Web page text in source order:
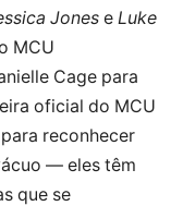
Jones e Luke
MCU
Cage para
oficial do MCU
reconhecer
— eles têm
que se